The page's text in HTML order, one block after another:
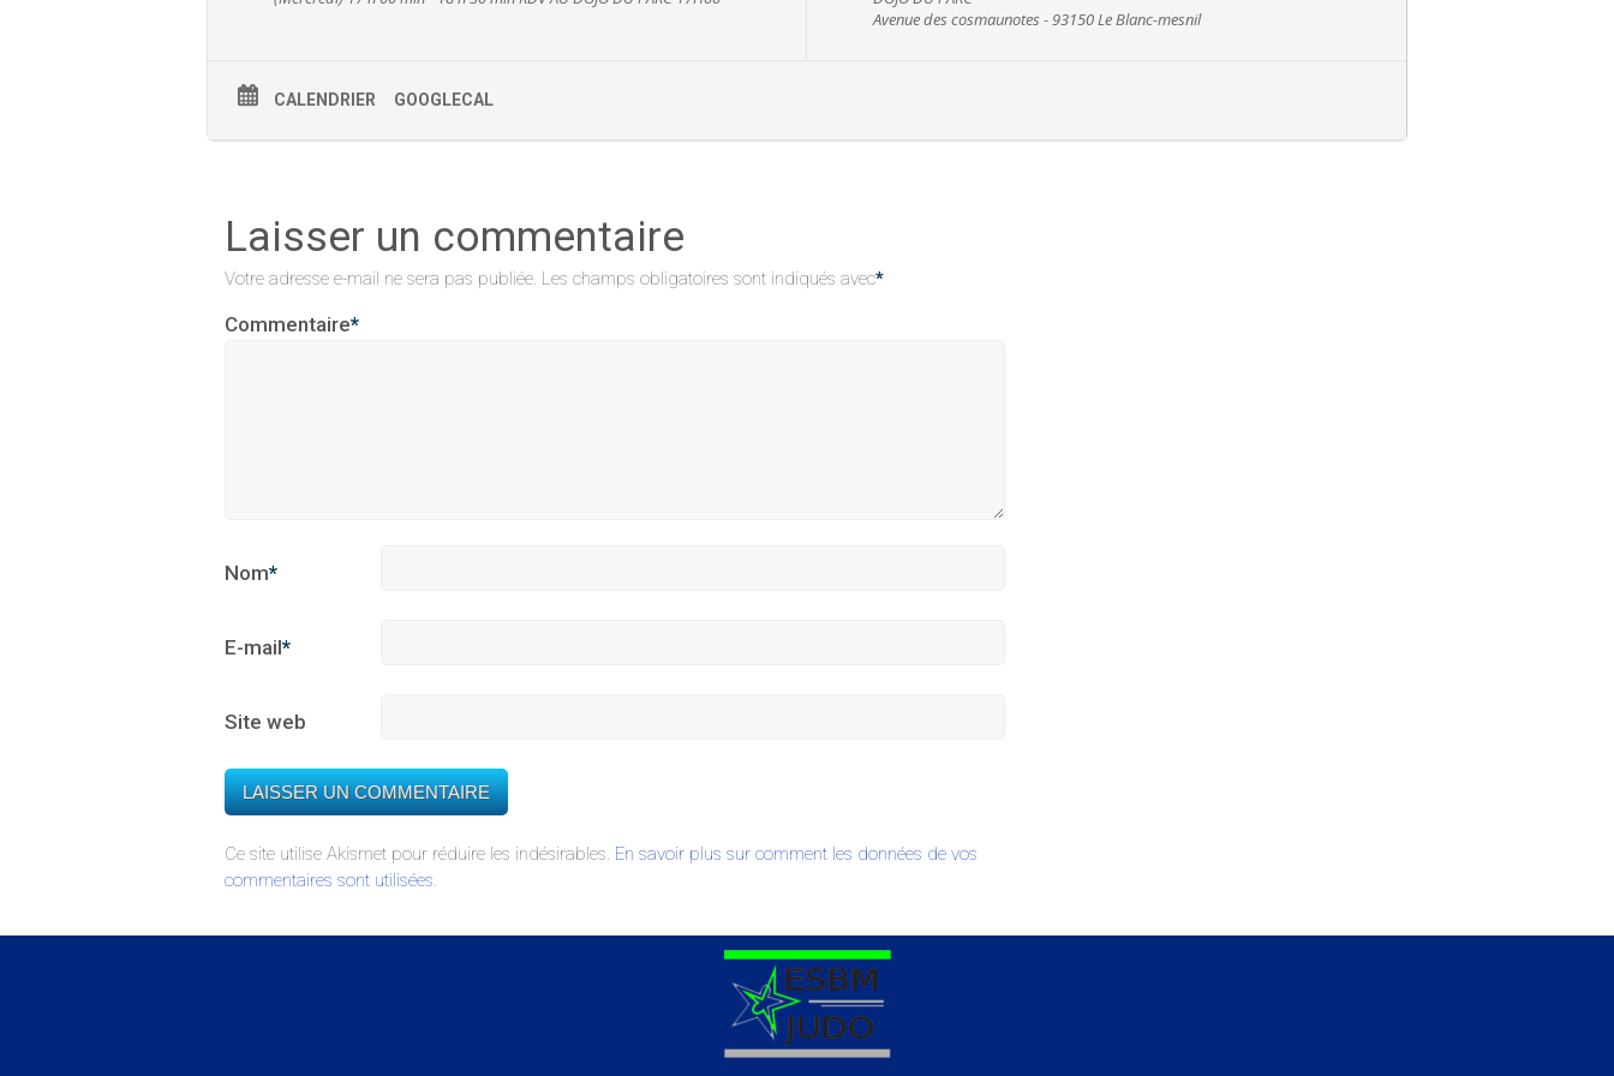
Avenue des cosmaunotes - 93150 Le Blanc-mesnil
CALENDRIER GOOGLECAL
Laisser un commentaire
Votre adresse e-mail ne sera pas publiée. Les champs obligatoires sont indiqués avec*
Commentaire*
Nom*
E-mail*
Site web
Ce site utilise Akismet pour réduire les indésirables. En savoir plus sur comment les données de vos
commentaires sont utilisées.